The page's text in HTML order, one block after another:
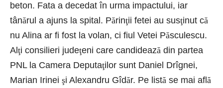
beton. Fata a decedat în urma impactului, iar
tânărul a ajuns la spital. Părinţii fetei au susţinut că
nu Alina ar fi fost la volan, ci fiul Vetei Păsculescu.
Al ţi consilieri judeţeni care candidează din partea
PNL la Camera Deputaţilor sunt Daniel Drîgnei,
Marian Irinei şi Alexandru Gîdăr. Pe listă se mai afl ă